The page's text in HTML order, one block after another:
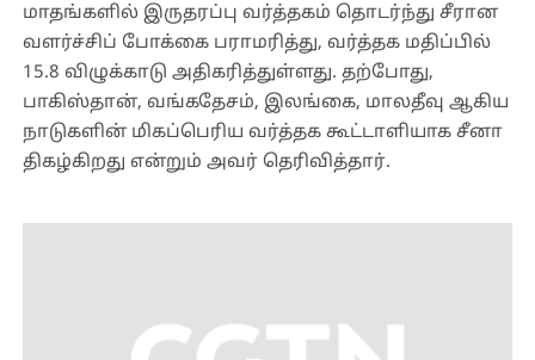
மாதங்களில் இருதரப்பு வர்த்தகம் தொடர்ந்து சீரான
வளர்ச்சிப் போக்கை பராமரித்து, வர்த்தக மதிப்பில்
15.8 விழுக்காடு அதிகரித்துள்ளது. தற்போது,
பாகிஸ்தான், வங்கதேசம், இலங்கை, மாலதீவு ஆகிய
நாடுகளின் மிகப்பெரிய வர்த்தக கூட்டாளியாக சீனா
திகழ்கிறது என்றும் அவர் தெரிவித்தார்.